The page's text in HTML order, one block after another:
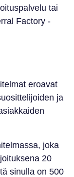
tai
Factory -
eroavat
ja
joka
20
sinulla on 500